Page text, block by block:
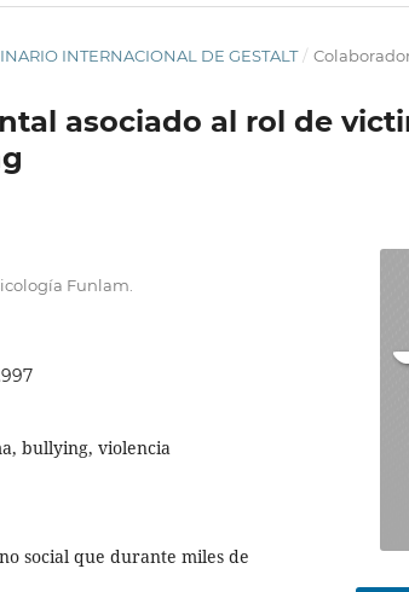
INTERNACIONAL DE GESTALT /
asociado al rol de
Funlam.
bullying, violencia
social que durante miles de